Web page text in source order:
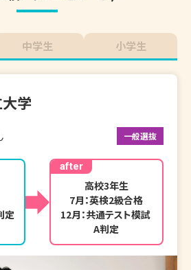
中学生 小学生
学
一般選抜
定
after
高校3年生
7月：英検2級合格
12月：共通テスト模試
A判定